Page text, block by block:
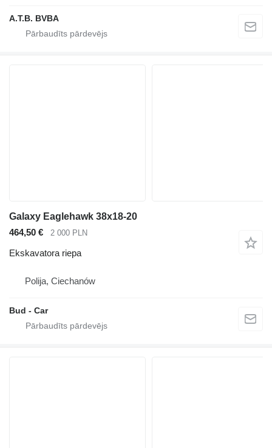
A.T.B. BVBA
Galaxy Eaglehawk 38x18-20
464,50 €
2 000 PLN
Ekskavatora riepa
Polija, Ciechanów
Bud - Car